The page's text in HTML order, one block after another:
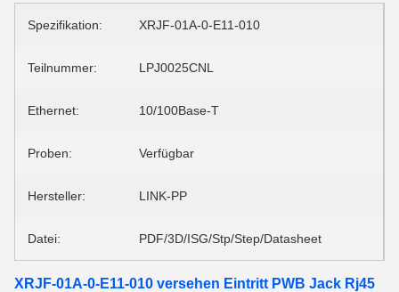
Spezifikation: XRJF-01A-0-E11-010
Teilnummer: LPJ0025CNL
Ethernet: 10/100Base-T
Proben: Verfügbar
Hersteller: LINK-PP
Datei: PDF/3D/ISG/Stp/Step/Datasheet
XRJF-01A-0-E11-010 versehen Eintritt PWB Jack Rj45